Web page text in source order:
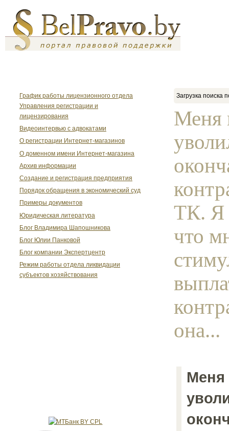
График работы лицензионного отдела
Управления регистрации и
лицензирования
Видеоинтервью с адвокатами
О регистрации Интернет-магазинов
О доменном имени Интернет-магазина
Архив информации
Создание и регистрация предприятия
Порядок обращения в экономический суд
Примеры документов
Юридическая литература
Блог Владимира Шапошникова
Блог Юлии Панковой
Блог компании Экспертцентр
Режим работы отдела ликвидации
субъектов хозяйствования
Загрузка поиска
Меня
ТК. Я
что
она...
Меня